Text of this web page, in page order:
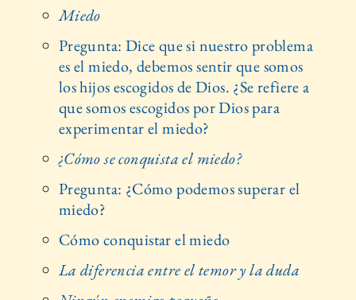
Miedo
Pregunta: Dice que si nuestro problema
es el miedo, debemos sentir que somos
los hijos escogidos de Dios. ¿Se refiere a
que somos escogidos por Dios para
experimentar el miedo?
¿Cómo se conquista el miedo?
Pregunta: ¿Cómo podemos superar el
miedo?
Cómo conquistar el miedo
La diferencia entre el temor y la duda